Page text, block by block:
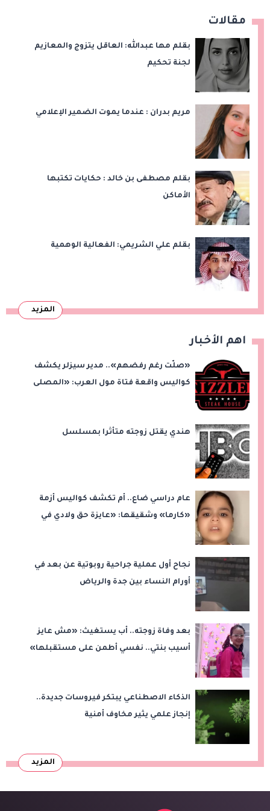
مقالات
بقلم مها عبدالله: العاقل يتزوج والمعازيم
لجنة تحكيم
مريم بدران : عندما يموت الضمير الإعلامي
بقلم مصطفى بن خالد : حكايات تكتبها
الأماكن
بقلم علي الشريمي: الفعالية الوهمية
المزيد
اهم الأخبار
«صلّت رغم رفضهم».. مدير سيزلر يكشف
كواليس واقعة فتاة مول العرب: «المصلى
هندي يقتل زوجته متأثرا بمسلسل
عام دراسي ضاع.. أم تكشف كواليس أزمة
«كارما» وشقيقها: «عايزة حق ولادي في
نجاح أول عملية جراحية روبوتية عن بعد في
أورام النساء بين جدة والرياض
بعد وفاة زوجته.. أب يستغيث: «مش عايز
أسيب بنتي.. نفسي أطمن على مستقبلها»
الذكاء الاصطناعي يبتكر فيروسات جديدة..
إنجاز علمي يثير مخاوف أمنية
المزيد